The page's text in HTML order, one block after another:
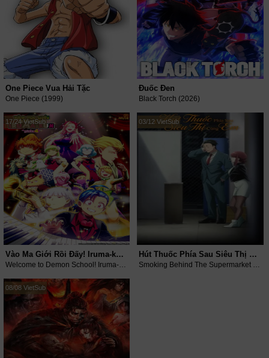
One Piece Vua Hải Tặc
One Piece (1999)
Đuốc Đen
Black Torch (2026)
17/24 VietSub
Vào Ma Giới Rồi Đấy! Iruma-kun (Phần 4)
Welcome to Demon School! Iruma-kun (Season 4) (2026)
03/12 VietSub
Hút Thuốc Phía Sau Siêu Thị Cùng Em
Smoking Behind The Supermarket With You (2026)
08/08 VietSub